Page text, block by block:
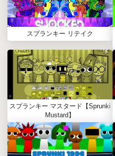
スプランキー リテイク
スプランキー マスタード【Sprunki
Mustard】